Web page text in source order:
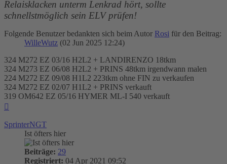
Relaisklacken unterm Lenkrad hört, sollte
schnellstmöglich sein ELV prüfen!
Folgende Benutzer bedankten sich beim Autor Rosi für den Beitrag:
WilleWutz (02 Jun 2025 12:24)
324 M272 EZ 03/16 H2L2 + LANDIRENZO 18tkm
324 M273 EZ 06/08 H2L2 + PRINS 48tkm irgendwann malen
224 M272 EZ 09/08 H1L2 223tkm ohne FIN zu verkaufen
324 M272 EZ 02/07 H1L2 + PRINS verkauft
319 OM642 EZ 05/16 HYMER ML-I 540 verkauft
SprinterNGT
Ist öfters hier
Beiträge: 29
Registriert: 04 Apr 2021 09:52